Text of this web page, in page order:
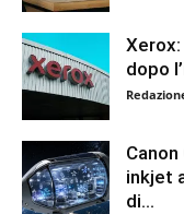
dopo
inkjet
di...